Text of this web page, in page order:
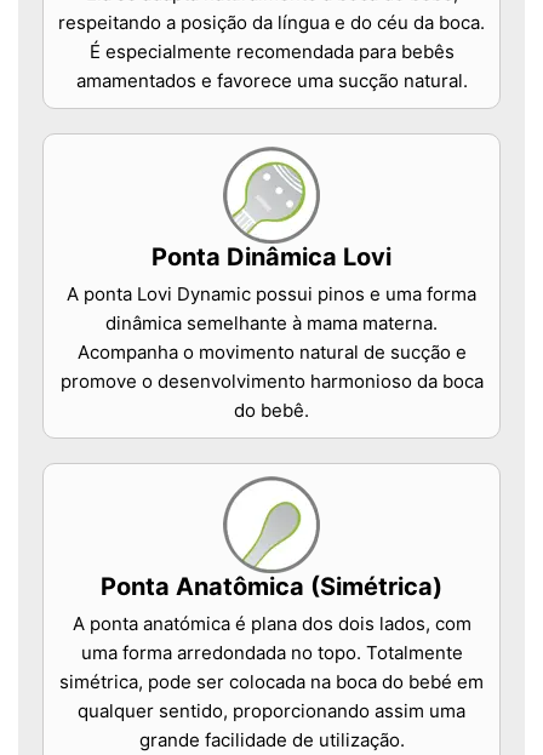
respeitando a posição da língua e do céu da boca.
É especialmente recomendada para bebês
amamentados e favorece uma sucção natural.
Ponta Dinâmica Lovi
A ponta Lovi Dynamic possui pinos e uma forma
dinâmica semelhante à mama materna.
Acompanha o movimento natural de sucção e
promove o desenvolvimento harmonioso da boca
do bebê.
Ponta Anatômica (Simétrica)
A ponta anatómica é plana dos dois lados, com
uma forma arredondada no topo. Totalmente
simétrica, pode ser colocada na boca do bebé em
qualquer sentido, proporcionando assim uma
grande facilidade de utilização.